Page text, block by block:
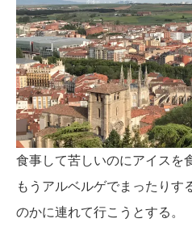
食事して苦しいのにアイスを
もうアルベルゲでまったりす
のかに連れて行こうとする。